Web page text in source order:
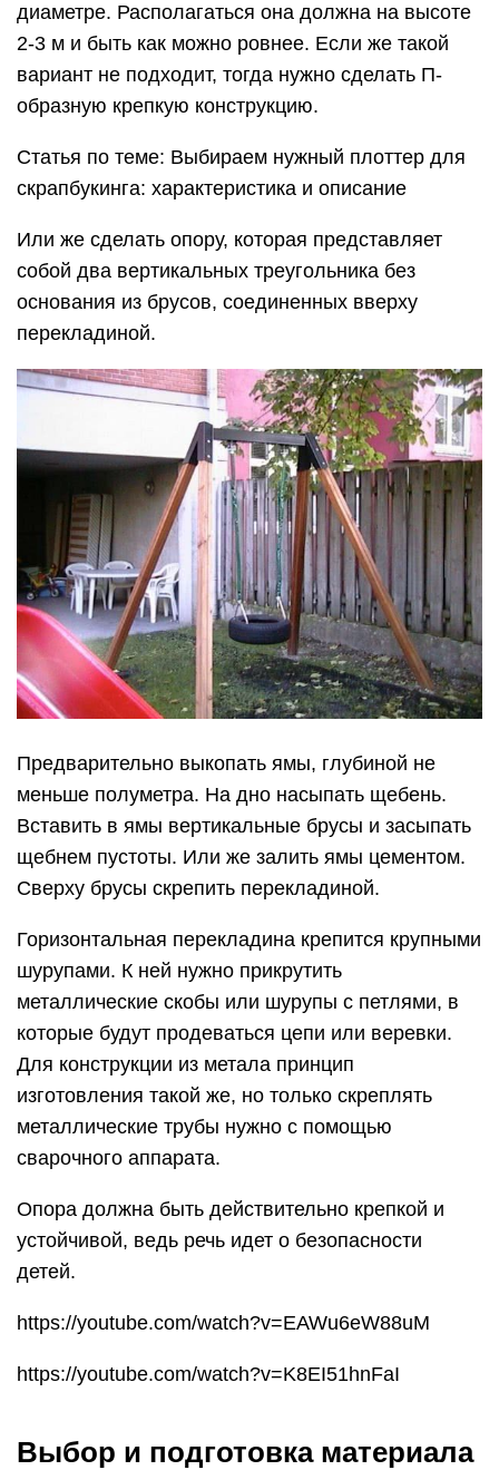
диаметре. Располагаться она должна на высоте
2-3 м и быть как можно ровнее. Если же такой
вариант не подходит, тогда нужно сделать П-
образную крепкую конструкцию.
Статья по теме: Выбираем нужный плоттер для
скрапбукинга: характеристика и описание
Или же сделать опору, которая представляет
собой два вертикальных треугольника без
основания из брусов, соединенных вверху
перекладиной.
Предварительно выкопать ямы, глубиной не
меньше полуметра. На дно насыпать щебень.
Вставить в ямы вертикальные брусы и засыпать
щебнем пустоты. Или же залить ямы цементом.
Сверху брусы скрепить перекладиной.
Горизонтальная перекладина крепится крупными
шурупами. К ней нужно прикрутить
металлические скобы или шурупы с петлями, в
которые будут продеваться цепи или веревки.
Для конструкции из метала принцип
изготовления такой же, но только скреплять
металлические трубы нужно с помощью
сварочного аппарата.
Опора должна быть действительно крепкой и
устойчивой, ведь речь идет о безопасности
детей.
https://youtube.com/watch?v=EAWu6eW88uM
https://youtube.com/watch?v=K8EI51hnFaI
Выбор и подготовка материала